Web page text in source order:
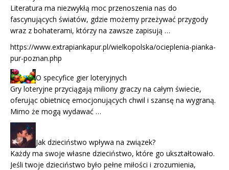
Literatura ma niezwykłą moc przenoszenia nas do
fascynujących światów, gdzie możemy przeżywać przygody
wraz z bohaterami, którzy na zawsze zapisują …
https://www.extrapiankapur.pl/wielkopolska/ocieplenia-pianka-
pur-poznan.php
O specyfice gier loteryjnych
Gry loteryjne przyciągają miliony graczy na całym świecie,
oferując obietnicę emocjonujących chwil i szansę na wygraną.
Mimo że mogą wydawać …
Jak dzieciństwo wpływa na związek?
Każdy ma swoje własne dzieciństwo, które go ukształtowało.
Jeśli twoje dzieciństwo było pełne miłości i zrozumienia,